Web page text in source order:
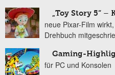
„Toy Story 5“
neue Pixar-Film
Drehbuch
Gaming-
für PC und Konsolen